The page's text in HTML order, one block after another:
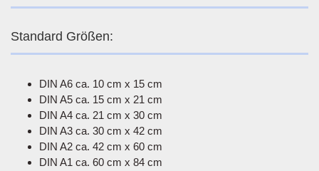
Standard Größen:
DIN A6 ca. 10 cm x 15 cm
DIN A5 ca. 15 cm x 21 cm
DIN A4 ca. 21 cm x 30 cm
DIN A3 ca. 30 cm x 42 cm
DIN A2 ca. 42 cm x 60 cm
DIN A1 ca. 60 cm x 84 cm